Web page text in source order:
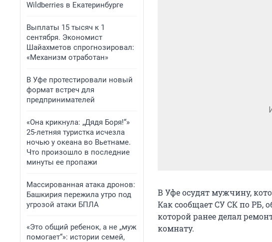
Wildberries в Екатеринбурге
Выплаты 15 тысяч к 1
сентября. Экономист
Шайахметов спрогнозировал:
«Механизм отработан»
В Уфе протестировали новый
формат встреч для
предпринимателей
«Она крикнула: „Дядя Боря!“»
25-летняя туристка исчезла
ночью у океана во Вьетнаме.
Что произошло в последние
минуты ее пропажи
Массированная атака дронов:
Башкирия пережила утро под
угрозой атаки БПЛА
«Это общий ребенок, а не „муж
помогает“»: истории семей,
В Уфе осудят мужчину,
Как сообщает СУ СК по РБ,
которой ранее делал
комнату.